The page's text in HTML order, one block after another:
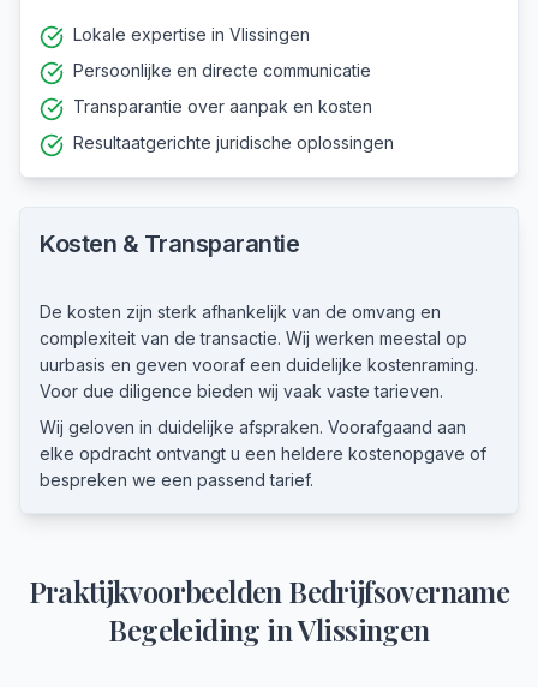
Lokale expertise in Vlissingen
Persoonlijke en directe communicatie
Transparantie over aanpak en kosten
Resultaatgerichte juridische oplossingen
Kosten & Transparantie
De kosten zijn sterk afhankelijk van de omvang en
complexiteit van de transactie. Wij werken meestal op
uurbasis en geven vooraf een duidelijke kostenraming.
Voor due diligence bieden wij vaak vaste tarieven.
Wij geloven in duidelijke afspraken. Voorafgaand aan
elke opdracht ontvangt u een heldere kostenopgave of
bespreken we een passend tarief.
Praktijkvoorbeelden Bedrijfsovername
Begeleiding inVlissingen